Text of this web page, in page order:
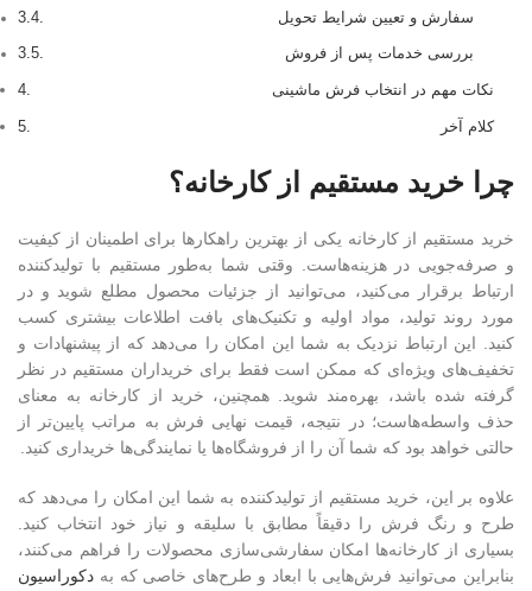
سفارش و تعیین شرایط تحویل
بررسی خدمات پس از فروش
نکات مهم در انتخاب فرش ماشینی
کلام آخر
چرا خرید مستقیم از کارخانه؟
خرید مستقیم از کارخانه یکی از بهترین راهکارها برای اطمینان از کیفیت
و صرفه‌جویی در هزینه‌هاست. وقتی شما به‌طور مستقیم با تولیدکننده
ارتباط برقرار می‌کنید، می‌توانید از جزئیات محصول مطلع شوید و در
مورد روند تولید، مواد اولیه و تکنیک‌های بافت اطلاعات بیشتری کسب
کنید. این ارتباط نزدیک به شما این امکان را می‌دهد که از پیشنهادات و
تخفیف‌های ویژه‌ای که ممکن است فقط برای خریداران مستقیم در نظر
گرفته شده باشد، بهره‌مند شوید. همچنین، خرید از کارخانه به معنای
حذف واسطه‌هاست؛ در نتیجه، قیمت نهایی فرش به مراتب پایین‌تر از
حالتی خواهد بود که شما آن را از فروشگاه‌ها یا نمایندگی‌ها خریداری کنید.
علاوه بر این، خرید مستقیم از تولیدکننده به شما این امکان را می‌دهد که
طرح و رنگ فرش را دقیقاً مطابق با سلیقه و نیاز خود انتخاب کنید.
بسیاری از کارخانه‌ها امکان سفارشی‌سازی محصولات را فراهم می‌کنند،
بنابراین می‌توانید فرش‌هایی با ابعاد و طرح‌های خاصی که به دکوراسیون